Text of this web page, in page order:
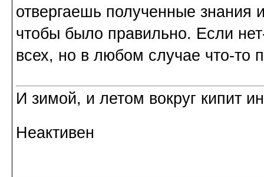
отвергаешь полученные
чтобы было правильно. Если
всех, но в любом случае что-то
И зимой, и летом вокруг кипит
Неактивен